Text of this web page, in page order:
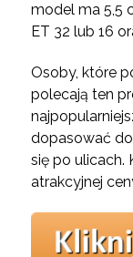
model ma 5,5
ET 32 lub 16
Osoby, które
polecają ten
dopasować
się po ulicach.
atrakcyjnej